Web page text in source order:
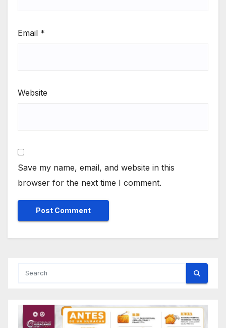
Email *
Website
Save my name, email, and website in this
browser for the next time I comment.